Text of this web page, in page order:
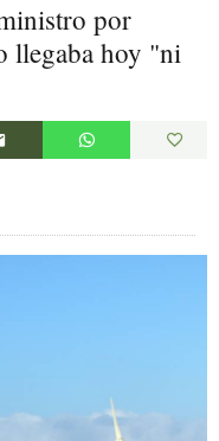
por
llegaba hoy "ni